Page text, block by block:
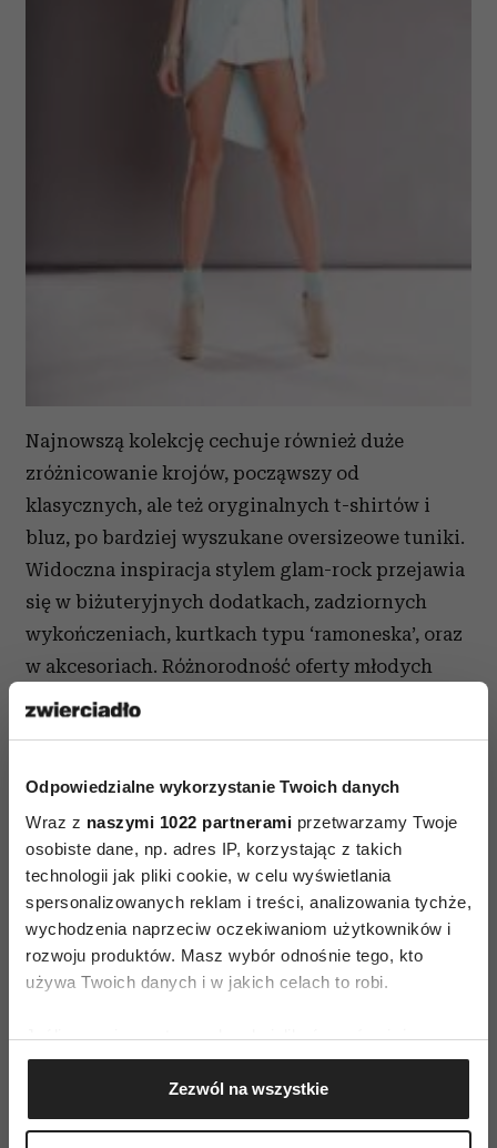
Odpowiedzialne wykorzystanie Twoich danych
Wraz z naszymi 1022 partnerami przetwarzamy Twoje
osobiste dane, np. adres IP, korzystając z takich
technologii jak pliki cookie, w celu wyświetlania
spersonalizowanych reklam i treści, analizowania tychże,
wychodzenia naprzeciw oczekiwaniom użytkowników i
rozwoju produktów. Masz wybór odnośnie tego, kto
używa Twoich danych i w jakich celach to robi.
Jeśli wyrazisz na to zgodę, chcielibyśmy również:
Gromadzić dane dotyczące Twojej lokalizacji
geograficznej z dokładnością nawet do kilku metrów
Identyfikować Twoje urządzenie, aktywnie
Zezwól na wszystkie
Najnowszą kolekcję cechuje również duże
zróżnicowanie krojów, począwszy od
klasycznych, ale też oryginalnych t-shirtów i
bluz, po bardziej wyszukane oversizeowe tuniki.
Widoczna inspiracja stylem glam-rock przejawia
się w biżuteryjnych dodatkach, zadziornych
wykończeniach, kurtkach typu ‘ramoneska’, oraz
w akcesoriach. Różnorodność oferty młodych
projektantek sprawia, że każdy jest w stanie
czynne od poniedziałku do piątku w godzinach:
10:00-19:00. Więcej informacji na stronie: